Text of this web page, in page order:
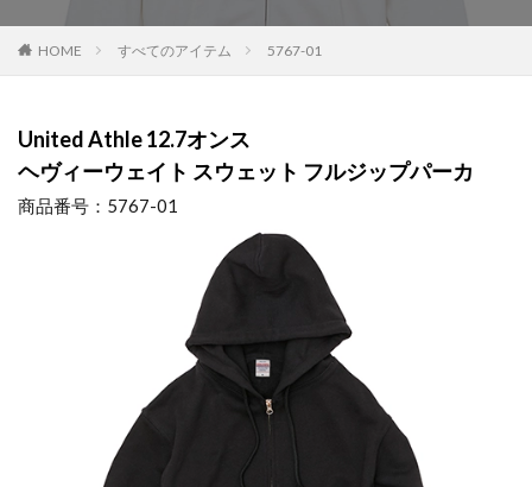
HOME すべてのアイテム 5767-01
United Athle12.7オンス
ヘヴィーウェイト スウェット フルジップパーカ
商品番号：5767-01